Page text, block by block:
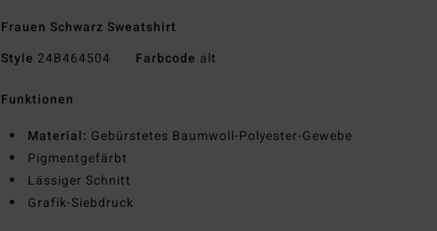
Frauen Schwarz Sweatshirt
Style 24B464504 Farbcode alt
Funktionen
Material: Gebürstetes Baumwoll-Polyester-Gewebe
Pigmentgefärbt
Lässiger Schnitt
Grafik-Siebdruck